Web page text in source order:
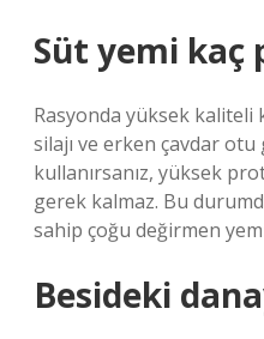
Süt yemi kaç
Rasyonda yüksek kaliteli
silajı ve erken çavdar
kullanırsanız, yüksek
gerek kalmaz. Bu
sahip çoğu değirmen
Besideki